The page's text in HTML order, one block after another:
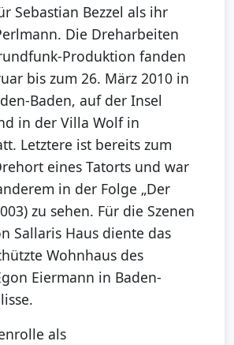
Sebastian Bezzel als ihr
Die Dreharbeiten
Produktion fanden
bis zum 26. März 2010 in
Baden, auf der Insel
in der Villa Wolf in
Letztere ist bereits zum
eines Tatorts und war
in der Folge „Der
zu sehen. Für die Szenen
Sallaris Haus diente das
Wohnhaus des
Eiermann in Baden-
als